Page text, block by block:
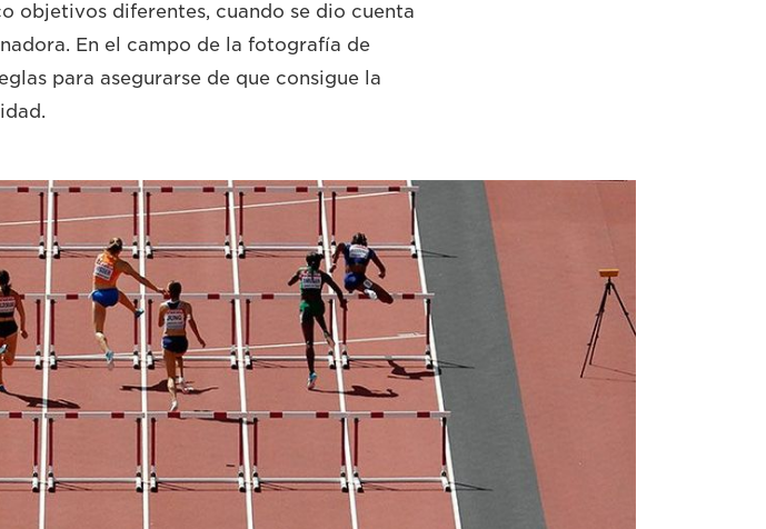
objetivos diferentes, cuando se dio cuenta
En el campo de la fotografía de
para asegurarse de que consigue la